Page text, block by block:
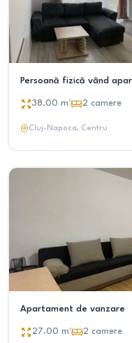
Persoană fizică vând
38.00 m² 2 camere
Cluj-Napoca, Centru
Apartament de vanzare
27.00 m² 2 camere